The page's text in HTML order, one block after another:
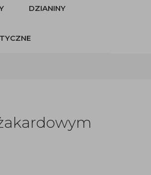
DZIANINY